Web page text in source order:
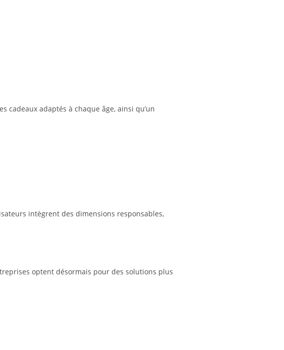
cadeaux adaptés à chaque âge, ainsi qu’un
intègrent des dimensions responsables,
optent désormais pour des solutions plus